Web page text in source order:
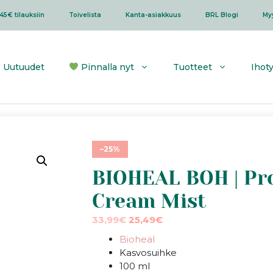
tilauksiin Toivelista Kanta-asiakkuus BRL Blogi
Uutuudet Pinnalla nyt Tuotteet
–25%
BIOHEAL BOH |
Cream Mist
Alkuperäinen
33,99€.
33,99€Nykyinen
on:
33,99€.
25,49€
Bioheal
Kasvosuihke
100 ml